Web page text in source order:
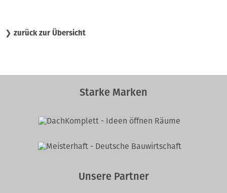
❯ zurück zur Übersicht
Starke Marken
Unsere Partner